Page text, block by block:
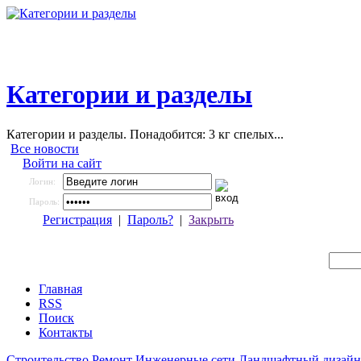
Категории и разделы
Категории и разделы. Понадобится: 3 кг спелых...
Все новости
Войти на сайт
Логин:
Пароль:
Регистрация | Пароль? | Закрыть
Главная
RSS
Поиск
Контакты